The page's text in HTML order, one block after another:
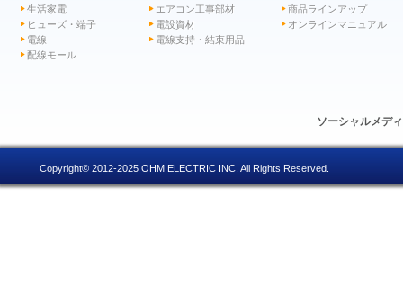
生活家電
エアコン工事部材
ヒューズ・端子
電設資材
電線
電線支持・結束用品
配線モール
商品ラインアップ
オンラインマニュアル
ソーシャルメデ
Copyright© 2012-2025 OHM ELECTRIC INC. All Rights Reserved.